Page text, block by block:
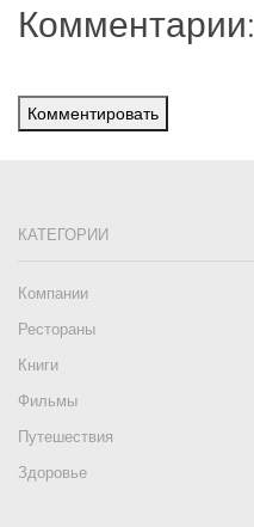
Комментарии:
Комментировать
КАТЕГОРИИ
Компании
Рестораны
Книги
Фильмы
Путешествия
Здоровье